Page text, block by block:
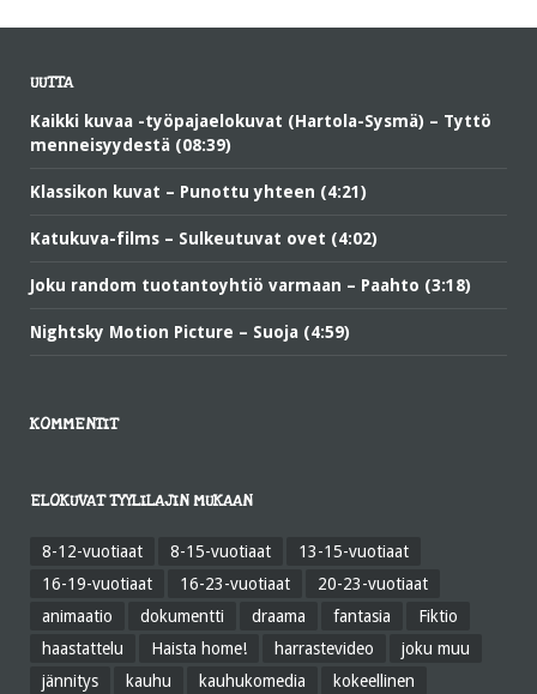
UUTTA
Kaikki kuvaa -työpajaelokuvat (Hartola-Sysmä) – Tyttö
menneisyydestä (08:39)
Klassikon kuvat – Punottu yhteen (4:21)
Katukuva-films – Sulkeutuvat ovet (4:02)
Joku random tuotantoyhtiö varmaan – Paahto (3:18)
Nightsky Motion Picture – Suoja (4:59)
KOMMENTIT
ELOKUVAT TYYLILAJIN MUKAAN
8-12-vuotiaat 8-15-vuotiaat
13-15-vuotiaat
16-19-vuotiaat
16-23-vuotiaat
20-23-vuotiaat
animaatio
dokumentti draama fantasia
Fiktio
haastattelu
Haista home! harrastevideo
joku muu
jännitys
kauhu kauhukomedia
kokeellinen